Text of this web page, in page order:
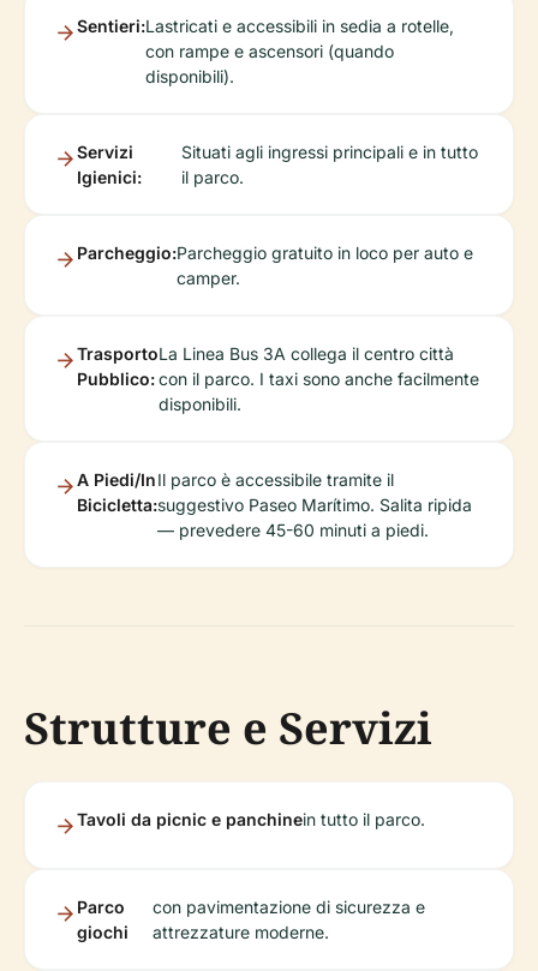
Sentieri:Lastricati e accessibili in sedia a rotelle,
con rampe e ascensori (quando
disponibili).
Servizi
Igienici:
Situati agli ingressi principali e in tutto
il parco.
Parcheggio:Parcheggio gratuito in loco per auto e
camper.
Trasporto
Pubblico:
La Linea Bus 3A collega il centro città
con il parco. I taxi sono anche facilmente
disponibili.
A Piedi/In
Bicicletta:
Il parco è accessibile tramite il
suggestivo Paseo Marítimo. Salita ripida
— prevedere 45-60 minuti a piedi.
Strutture e Servizi
Tavoli da picnic e panchinein tutto il parco.
Parco
giochi
con pavimentazione di sicurezza e
attrezzature moderne.